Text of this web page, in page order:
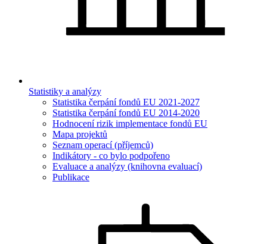
Statistiky a analýzy
Statistika čerpání fondů EU 2021-2027
Statistika čerpání fondů EU 2014-2020
Hodnocení rizik implementace fondů EU
Mapa projektů
Seznam operací (příjemců)
Indikátory - co bylo podpořeno
Evaluace a analýzy (knihovna evaluací)
Publikace